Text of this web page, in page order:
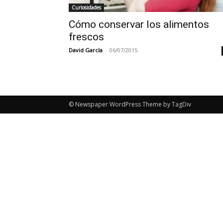
Curiosidades
Cómo conservar los alimentos
frescos
David García - 06/07/2015
© Newspaper WordPress Theme by TagDiv